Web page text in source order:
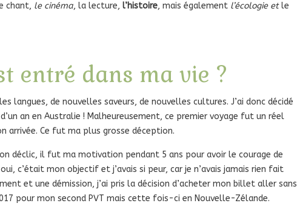
chant, le cinéma, la lecture, l’histoire, mais également l’écologie etle
entré dans ma vie ?
langues, de nouvelles saveurs, de nouvelles cultures. J’ai donc décidé
an en Australie ! Malheureusement, ce premier voyage fut un réel
arrivée. Ce fut ma plus grosse déception.
déclic, il fut ma motivation pendant 5 ans pour avoir le courage de
c’était mon objectif et j’avais si peur, car je n’avais jamais rien fait
et une démission, j’ai pris la décision d’acheter mon billet aller sans
pour mon second PVT mais cette fois-ci en Nouvelle-Zélande.